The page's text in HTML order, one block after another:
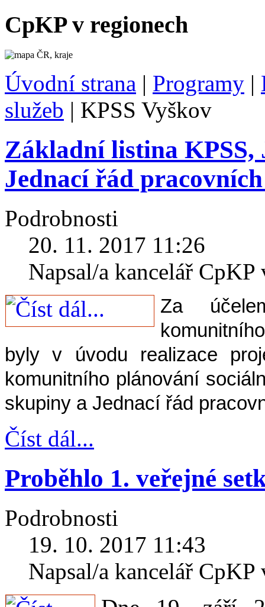
CpKP v regionech
Úvodní strana | Programy |
služeb | KPSS Vyškov
Základní listina
Jednací řád
Podrobnosti
20. 11. 2017 11:26
Napsal/a kancelář
Za
byly v úvodu realizace
komunitního plánování
skupiny a Jednací řád
Číst dál...
Proběhlo 1. veřejné
Podrobnosti
19. 10. 2017 11:43
Napsal/a kancelář